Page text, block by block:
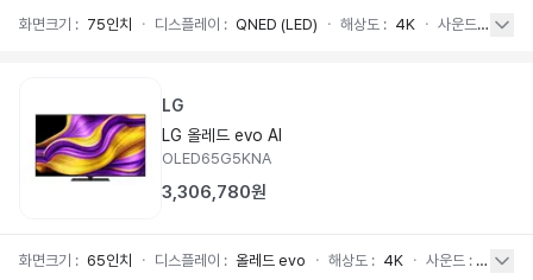
화면크기 : 75인치 ㆍ 디스플레이 : QNED (LED) ㆍ 해상도 : 4K ㆍ 사운드: 20W
LG
LG 올레드 evo AI
OLED65G5KNA
3,306,780원
화면크기 : 65인치 ㆍ 디스플레이 : 올레드 evo ㆍ 해상도 : 4K ㆍ 사운드 : 60W /
나**
이사/입주 N
중구